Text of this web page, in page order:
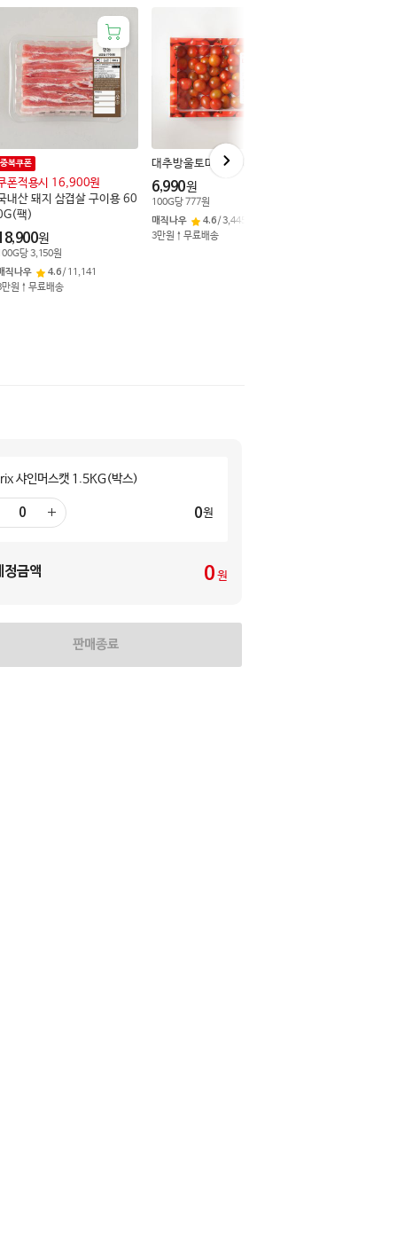
내산 돼지 삼겹살 구이용 60
팩)
중복쿠폰
폰적용시 16,900원
원
G당3,150원
직나우
4.6/ 11,141
만원↑무료배송
대추방울토마토 900G(박스)
6,990원
100G당777원
매직나우
4.6/3,445
3만원↑무료배송
샤인머스캣 1.5KG(박스)
더
하
0원
정금액 0 원
판매종료